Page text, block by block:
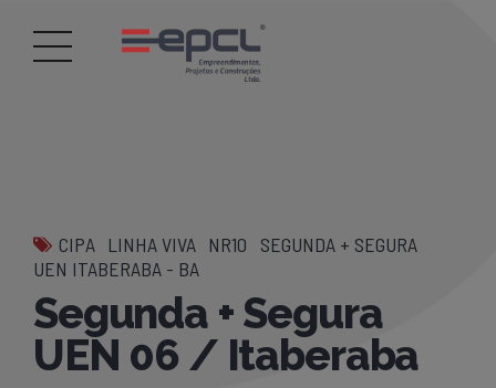
CIPA LINHA VIVA NR10
SEGUNDA + SEGURA
UEN ITABERABA - BA
Segunda + Segura
UEN 06 / Itaberaba